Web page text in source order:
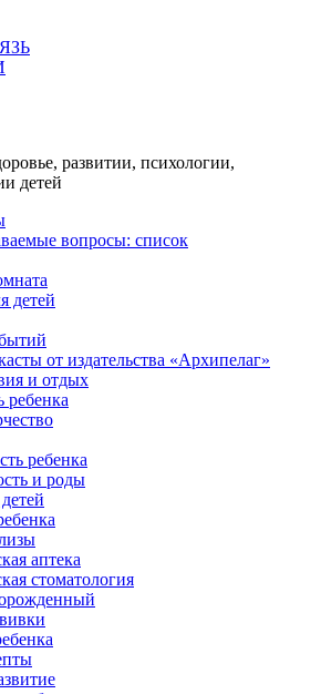
развитии, психологии,
детей
вопросы: список
детей
от издательства «Архипелаг»
и отдых
ребенка
ребенка
и роды
аптека
стоматология